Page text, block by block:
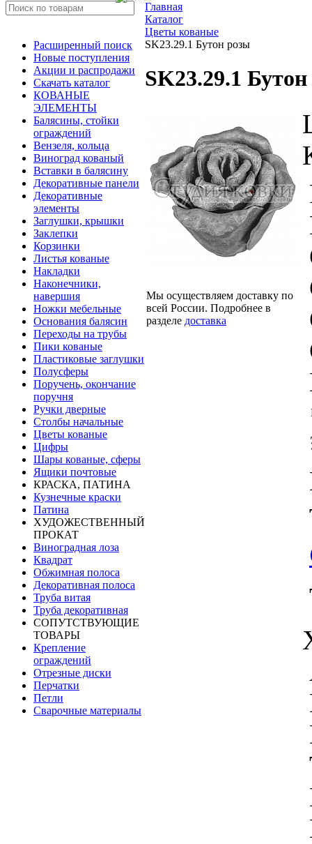
Расширенный поиск
Новые поступления
Акции и распродажи
Скачать каталог
КОВАНЫЕ
ЭЛЕМЕНТЫ
Балясины, стойки
ограждений
Вензеля, кольца
Виноград кованый
Вставки в балясину
Декоративные панели
Декоративные
элементы
Заглушки, крышки
Заклепки
Корзинки
Листья кованые
Накладки
Наконечники,
навершия
Ножки мебельные
Основания балясин
Переходы на трубы
Пики кованые
Пластиковые заглушки
Полусферы
Поручень, окончание
поручня
Ручки дверные
Столбы начальные
Цветы кованые
Цифры
Шары кованые, сферы
Ящики почтовые
КРАСКА, ПАТИНА
Кузнечные краски
Патина
ХУДОЖЕСТВЕННЫЙ
ПРОКАТ
Виноградная лоза
Квадрат
Обжимная полоса
Декоративная полоса
Труба витая
Труба декоративная
СОПУТСТВУЮЩИЕ
ТОВАРЫ
Крепление
ограждений
Отрезные диски
Перчатки
Петли
Сварочные материалы
Главная
Каталог
Цветы кованые
SK23.29.1 Бутон розы
SK23.29.1
Мы осуществляем доставку по
всей России. Подробнее в
разделе доставка